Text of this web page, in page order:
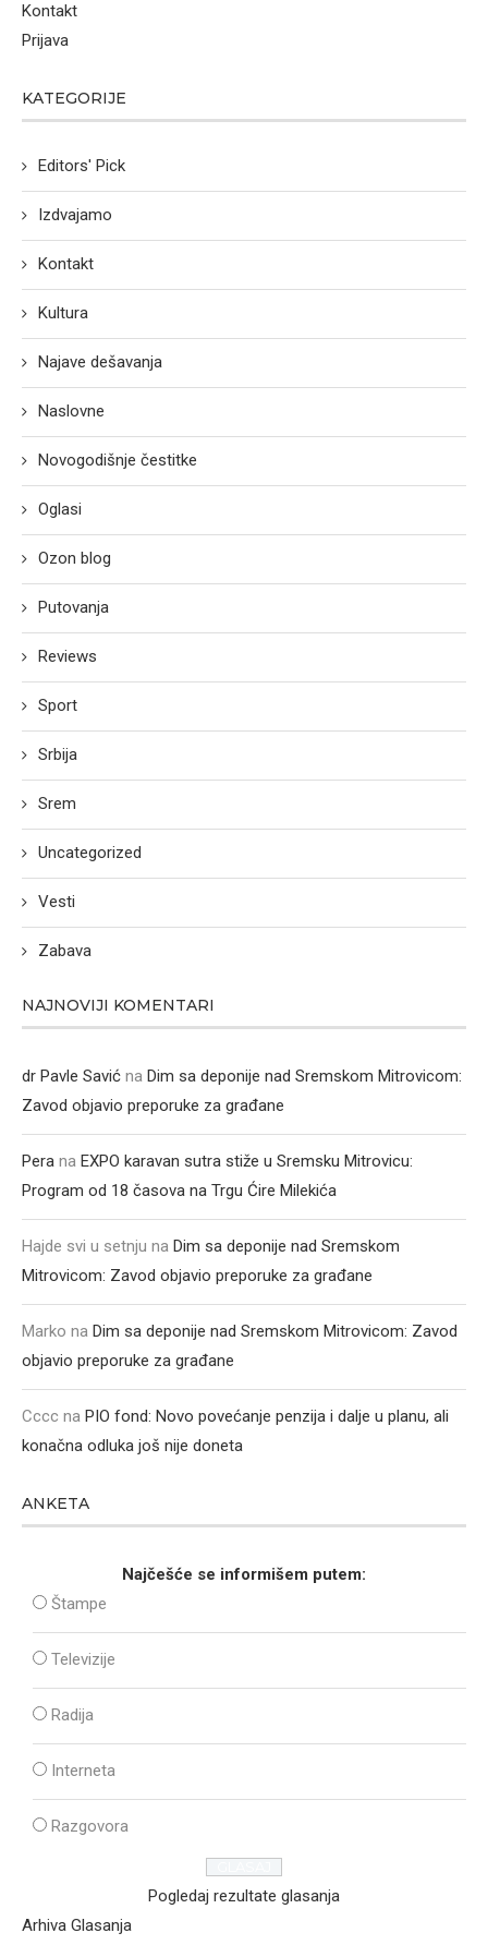
Kontakt
Prijava
KATEGORIJE
Editors' Pick
Izdvajamo
Kontakt
Kultura
Najave dešavanja
Naslovne
Novogodišnje čestitke
Oglasi
Ozon blog
Putovanja
Reviews
Sport
Srbija
Srem
Uncategorized
Vesti
Zabava
NAJNOVIJI KOMENTARI
dr Pavle Savić na Dim sa deponije nad Sremskom Mitrovicom:
Zavod objavio preporuke za građane
Pera na EXPO karavan sutra stiže u Sremsku Mitrovicu:
Program od 18 časova na Trgu Ćire Milekića
Hajde svi u setnju na Dim sa deponije nad Sremskom
Mitrovicom: Zavod objavio preporuke za građane
Marko na Dim sa deponije nad Sremskom Mitrovicom: Zavod
objavio preporuke za građane
Cccc na PIO fond: Novo povećanje penzija i dalje u planu, ali
konačna odluka još nije doneta
ANKETA
Najčešće se informišem putem:
Štampe
Televizije
Radija
Interneta
Razgovora
Pogledaj rezultate glasanja
Arhiva Glasanja